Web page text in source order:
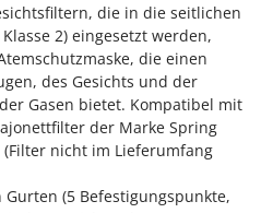
die in die seitlichen
2) eingesetzt werden,
die einen
des Gesichts und der
Gasen bietet. Kompatibel mit
der Marke Spring
(Filter nicht im Lieferumfang
(5 Befestigungspunkte,